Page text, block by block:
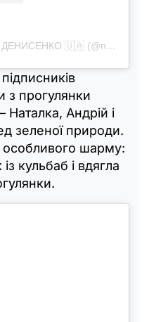
Допис, поширений НАТАЛКА ДЕНИСЕНКО 🇺🇦 (@natalka_denisenko)
прогулянки
Наталка, Андрій і
зеленої природи.
особливого шарму:
кульбаб і вдягла